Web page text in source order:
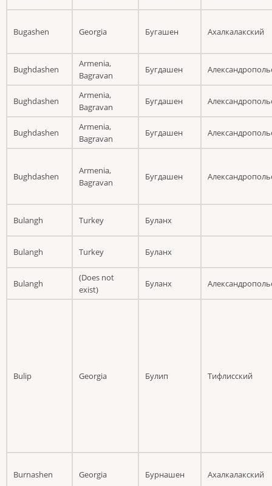
Bugashen Georgia Бугашен Ахалкалакский
Bughdashen
Armenia,
Bagravan
Бугдашен
Bughdashen
Armenia,
Bagravan
Бугдашен
Bughdashen
Armenia,
Bagravan
Бугдашен
Bughdashen
Armenia,
Bagravan
Бугдашен
Bulangh Turkey Буланх
Bulangh Turkey Буланх
Bulangh
(Does not
exist)
Буланх
Bulip Georgia Булип Тифлисский
Burnashen Georgia Бурнашен Ахалкалакский